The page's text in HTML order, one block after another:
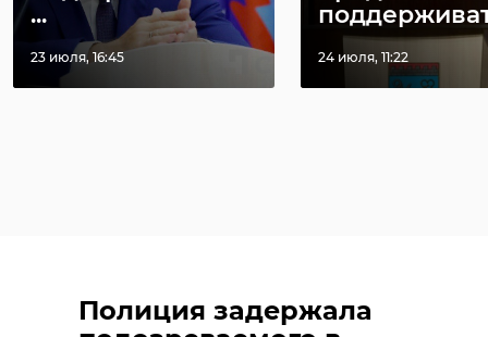
...
23 июля, 16:45 24 июля, 11:22
Полиция задержала